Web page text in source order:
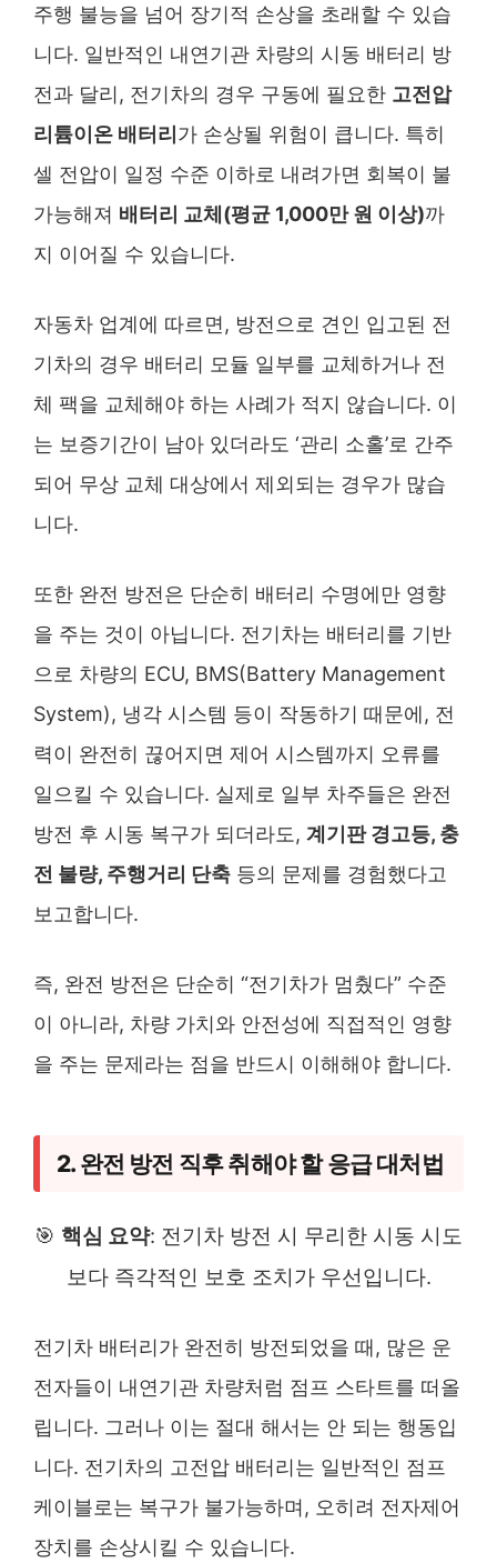
주행 불능을 넘어 장기적 손상을 초래할 수 있습
니다. 일반적인 내연기관 차량의 시동 배터리 방
전과 달리, 전기차의 경우 구동에 필요한 고전압
리튬이온 배터리 가 손상될 위험이 큽니다. 특히
셀 전압이 일정 수준 이하로 내려가면 회복이 불
가능해져 배터리 교체(평균 1,000만 원 이상)까
지 이어질 수 있습니다.
자동차 업계에 따르면, 방전으로 견인 입고된 전
기차의 경우 배터리 모듈 일부를 교체하거나 전
체 팩을 교체해야 하는 사례가 적지 않습니다. 이
는 보증기간이 남아 있더라도 ‘관리 소홀’로 간주
되어 무상 교체 대상에서 제외되는 경우가 많습
니다.
또한 완전 방전은 단순히 배터리 수명에만 영향
을 주는 것이 아닙니다. 전기차는 배터리를 기반
으로 차량의 ECU, BMS(Battery Management
System), 냉각 시스템 등이 작동하기 때문에, 전
력이 완전히 끊어지면 제어 시스템까지 오류를
일으킬 수 있습니다. 실제로 일부 차주들은 완전
방전 후 시동 복구가 되더라도, 계기판 경고등, 충
전 불량, 주행거리 단축 등의 문제를 경험했다고
보고합니다.
즉, 완전 방전은 단순히 “전기차가 멈췄다” 수준
이 아니라, 차량 가치와 안전성에 직접적인 영향
을 주는 문제라는 점을 반드시 이해해야 합니다.
2. 완전 방전 직후 취해야 할 응급 대처법
🎯 핵심 요약: 전기차 방전 시 무리한 시동 시도
보다 즉각적인 보호 조치가 우선입니다.
전기차 배터리가 완전히 방전되었을 때, 많은 운
전자들이 내연기관 차량처럼 점프 스타트를 떠올
립니다. 그러나 이는 절대 해서는 안 되는 행동입
니다. 전기차의 고전압 배터리는 일반적인 점프
케이블로는 복구가 불가능하며, 오히려 전자제어
장치를 손상시킬 수 있습니다.